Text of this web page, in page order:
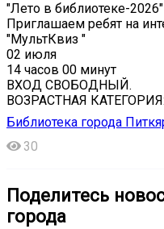
️"Лето в библиотеке-
️Приглашаем ребят на
"МультКвиз "
02 июля
️14 часов 00 минут
ВХОД СВОБОДНЫЙ.
ВОЗРАСТНАЯ
Библиотека города
30
Поделитесь
города